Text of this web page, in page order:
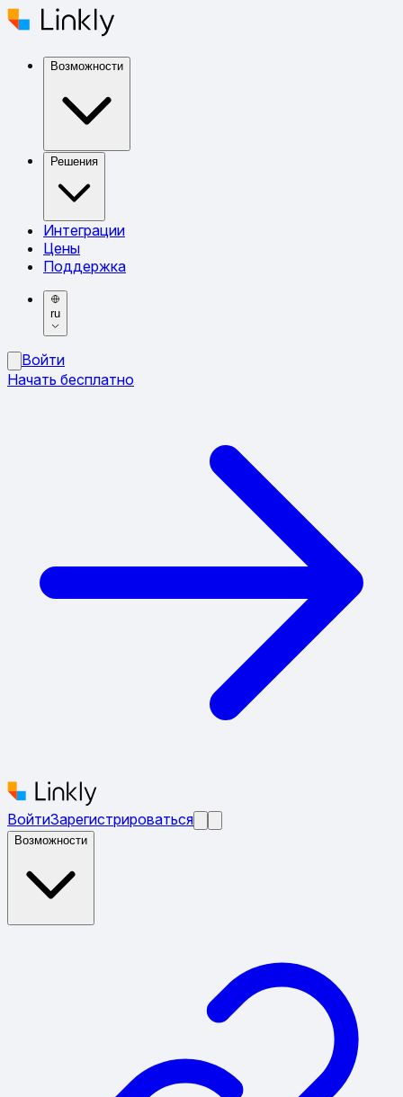
Возможности
Решения
Интеграции
Цены
Поддержка
ru
Войти
Начать бесплатно
ВойтиЗарегистрироваться
Возможности